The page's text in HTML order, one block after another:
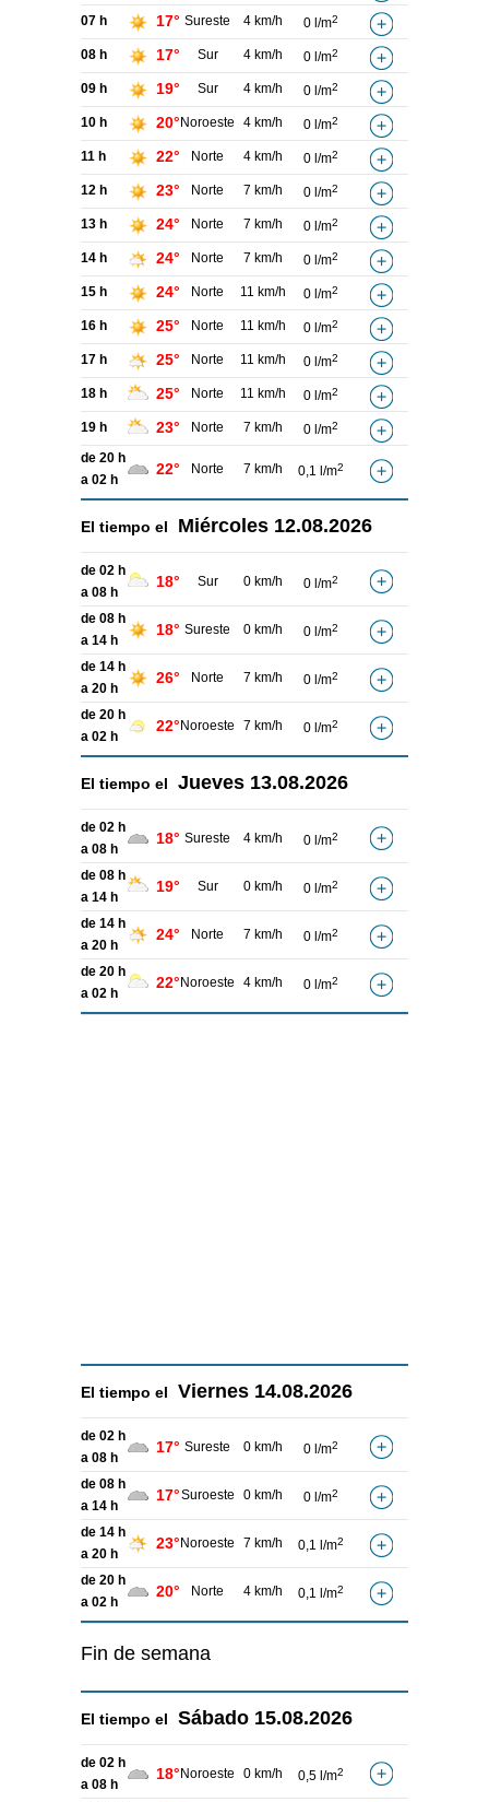
07 h 17° Sureste 4 km/h 0 l/m2
08 h 17° Sur 4 km/h 0 l/m2
09 h 19° Sur 4 km/h 0 l/m2
10 h 20° Noroeste 4 km/h 0 l/m2
11 h 22° Norte 4 km/h 0 l/m2
12 h 23° Norte 7 km/h 0 l/m2
13 h 24° Norte 7 km/h 0 l/m2
14 h 24° Norte 7 km/h 0 l/m2
15 h 24° Norte 11 km/h 0 l/m2
16 h 25° Norte 11 km/h 0 l/m2
17 h 25° Norte 11 km/h 0 l/m2
18 h 25° Norte 11 km/h 0 l/m2
19 h 23° Norte 7 km/h 0 l/m2
de 20 h
a 02 h
22° Norte 7 km/h 0,1 l/m2
El tiempo el Miércoles 12.08.2026
de 02 h
a 08 h
18° Sur 0 km/h 0 l/m2
de 08 h
a 14 h
18° Sureste 0 km/h 0 l/m2
de 14 h
a 20 h
26° Norte 7 km/h 0 l/m2
de 20 h
a 02 h
22° Noroeste 7 km/h 0 l/m2
El tiempo el Jueves 13.08.2026
de 02 h
a 08 h
18° Sureste 4 km/h 0 l/m2
de 08 h
a 14 h
19° Sur 0 km/h 0 l/m2
de 14 h
a 20 h
24° Norte 7 km/h 0 l/m2
de 20 h
a 02 h
22° Noroeste 4 km/h 0 l/m2
El tiempo el Viernes 14.08.2026
de 02 h
a 08 h
17° Sureste 0 km/h 0 l/m2
de 08 h
a 14 h
17°Suroeste 0 km/h 0 l/m2
de 14 h
a 20 h
23° Noroeste 7 km/h 0,1 l/m2
de 20 h
a 02 h
20° Norte 4 km/h 0,1 l/m2
Fin de semana
El tiempo el Sábado 15.08.2026
de 02 h
a 08 h
18° Noroeste 0 km/h 0,5 l/m2